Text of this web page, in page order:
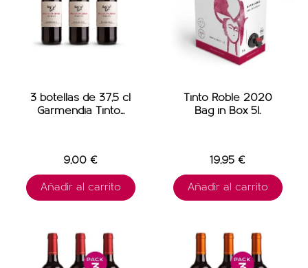
3 botellas de 37,5 cl
Garmendia Tinto...
9,00 €
Añadir al carrito
Tinto Roble 2020
Bag in Box 5l.
19,95 €
Añadir al carrito